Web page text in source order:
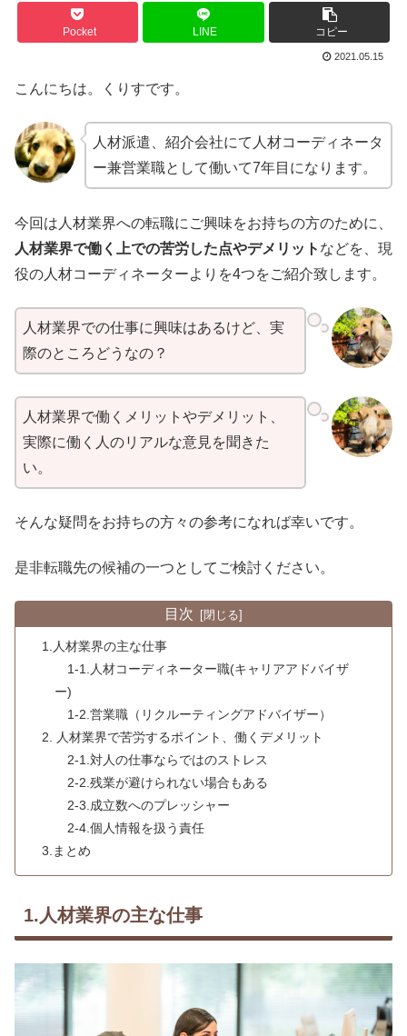
Pocket LINE コピー
2021.05.15
こんにちは。くりすです。
人材派遣、紹介会社にて人材コーディネータ
ー兼営業職として働いて7年目になります。
今回は人材業界への転職にご興味をお持ちの方のために、
人材業界で働く上での苦労した点やデメリット などを、現
役の人材コーディネーターよりを4つをご紹介致します。
人材業界での仕事に興味はあるけど、実
際のところどうなの？
人材業界で働くメリットやデメリット、
実際に働く人のリアルな意見を聞きた
い。
そんな疑問をお持ちの方々の参考になれば幸いです。
是非転職先の候補の一つとしてご検討ください。
目次
1.人材業界の主な仕事
1-1.人材コーディネーター職(キャリアアドバイザ
ー)
1-2.営業職（リクルーティングアドバイザー）
2. 人材業界で苦労するポイント、働くデメリット
2-1.対人の仕事ならではのストレス
2-2.残業が避けられない場合もある
2-3.成立数へのプレッシャー
2-4.個人情報を扱う責任
3.まとめ
1.人材業界の主な仕事